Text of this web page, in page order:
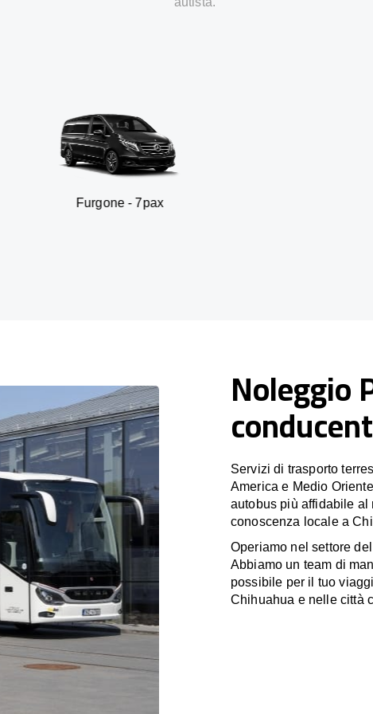
Furgone - 7pax
Noleggio
Servizi di trasporto
America e Medio
autobus più affidabile al
conoscenza locale a
Operiamo nel settore del
Abbiamo un team di
possibile per il tuo
Chihuahua e nelle città